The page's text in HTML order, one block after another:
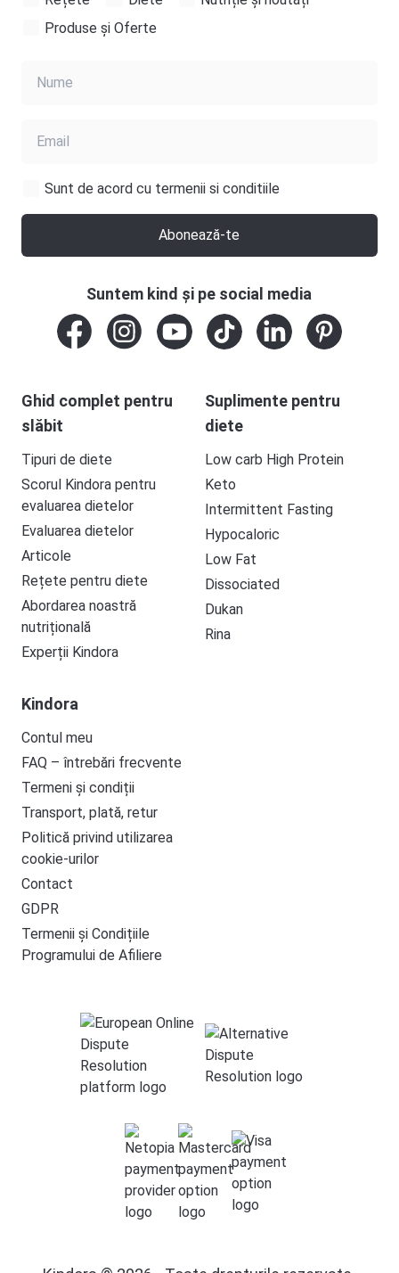
Produse și Oferte
Sunt de acord cu termenii si conditiile
Abonează-te
Ghid complet pentru
slăbit
Tipuri de diete
Scorul Kindora pentru
evaluarea dietelor
Evaluarea dietelor
Articole
Rețete pentru diete
Abordarea noastră
nutrițională
Experții Kindora
Suplimente pentru
diete
Low carb High Protein
Keto
Intermittent Fasting
Hypocaloric
Low Fat
Dissociated
Dukan
Rina
Kindora
Contul meu
FAQ – întrebări frecvente
Termeni și condiții
Transport, plată, retur
Politică privind utilizarea
cookie-urilor
Contact
GDPR
Termenii și Condițiile
Programului de Afiliere
Suntem kind și pe social media